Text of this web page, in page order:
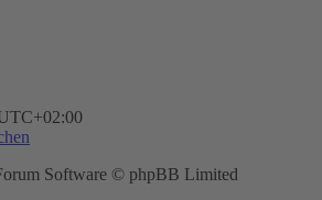
Software © phpBB Limited